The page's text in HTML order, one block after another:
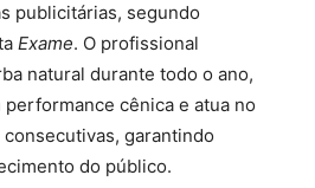
publicitárias, segundo
Exame. O profissional
natural durante todo o ano,
cênica e atua no
garantindo
do público.